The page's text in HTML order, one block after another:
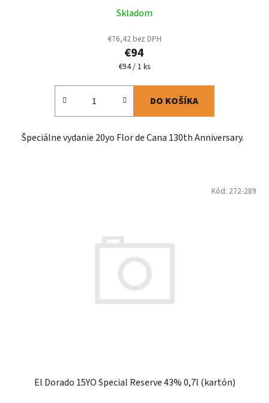
Skladom
€76,42 bez DPH
€94
Jednotková
€94 / 1 ks
DO KOŠÍKA
Špeciálne vydanie 20yo Flor de Cana 130th Anniversary.
El Dorado 15YO Special Reserve 43% 0,7l (kartón)
Kód: 272-289